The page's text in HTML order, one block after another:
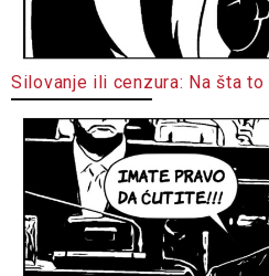
Silovanje ili cenzura: Na šta